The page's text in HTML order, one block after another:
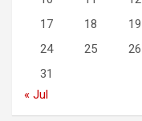
17
18 19
24
25 26
31
« Jul